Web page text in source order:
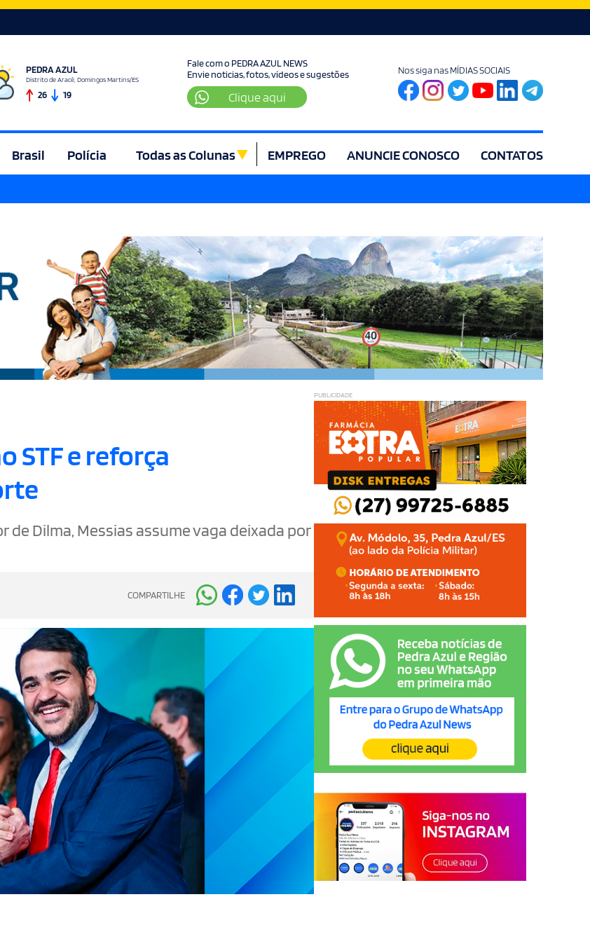
PEDRA AZUL
Distrito de Aracê, Domingos Martins/ES
26 19
Fale com o PEDRA AZUL NEWS
Envie noticias, fotos, vídeos e sugestões
Clique aqui
Nos siga nas MÍDIAS SOCIAIS
Brasil Polícia Todas as Colunas EMPREGO ANUNCIE CONOSCO CONTATOS
STF e reforça
Dilma, Messias assume vaga deixada por
COMPARTILHE
PUBLICIDADE